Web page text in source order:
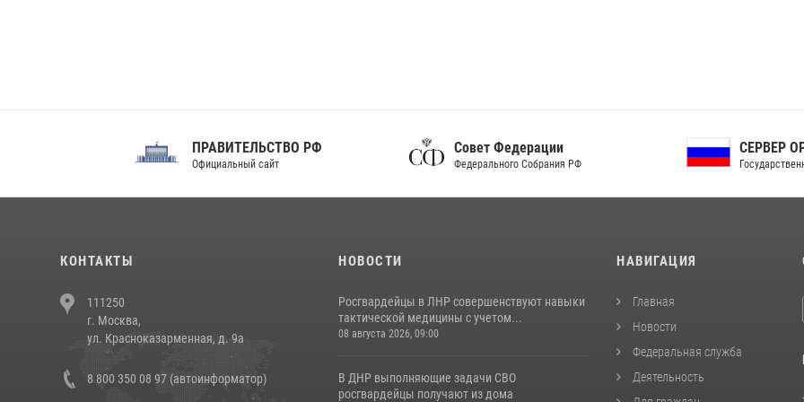
ПРАВИТЕЛЬСТВО РФ
Официальный сайт
Совет Федерации
Федерального Собрания РФ
СЕРВЕР ОРГАНОВ
Государственной власти РФ
КОНТАКТЫ
111250
г. Москва,
ул. Красноказарменная, д. 9а
8 800 350 08 97 (автоинформатор)
НОВОСТИ
Росгвардейцы в ЛНР совершенствуют навыки
тактической медицины с учетом...
08 августа 2026, 09:00
В ДНР выполняющие задачи СВО
росгвардейцы получают из дома
НАВИГАЦИЯ
Главная
Новости
Федеральная служба
Деятельность